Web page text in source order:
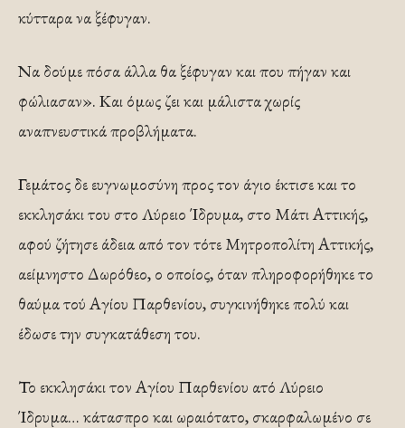
κύτταρα να ξέφυγαν.
Να δούμε πόσα άλλα θα ξέφυγαν και που πήγαν και
φώλια­σαν». Και όμως ζει και μάλιστα χωρίς
αναπνευστικά προ­βλήματα.
Γεμάτος δε ευγνωμοσύνη προς τον άγιο έκτισε και το
εκκλησάκι του στο Λύρειο Ίδρυμα, στο Μάτι Αττικής,
αφού ζήτησε άδεια από τον τότε Μητροπολίτη Αττικής,
αείμνηστο Δωρόθεο, ο οποίος, όταν πληροφο­ρήθηκε το
θαύμα τού Αγίου Παρθενίου, συγκινήθηκε πολύ και
έδωσε την συγκατάθεση του.
Το εκκλησάκι τον Αγίου Παρθενίου ατό Λύρειο
Ίδρυμα… κάτασπρο και ωραιότατο, σκαρφαλωμένο σε